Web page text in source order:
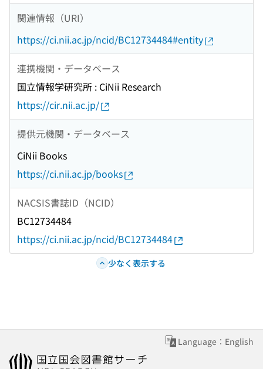
関連情報（URI）
https://ci.nii.ac.jp/ncid/BC12734484#entity
連携機関・データベース
国立情報学研究所 : CiNii Research
https://cir.nii.ac.jp/
提供元機関・データベース
CiNii Books
https://ci.nii.ac.jp/books
NACSIS書誌ID（NCID）
BC12734484
https://ci.nii.ac.jp/ncid/BC12734484
少なく表示する
Language：English